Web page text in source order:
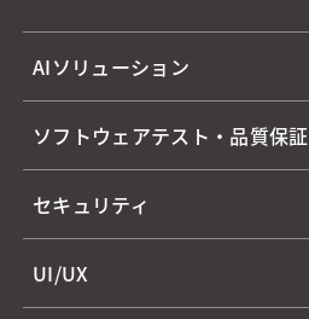
AIソリューション
ソフトウェアテスト・品質保証
セキュリティ
UI/UX